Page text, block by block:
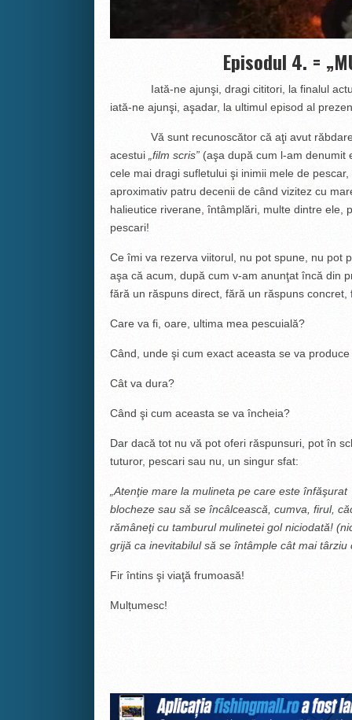
Episodul 4. =
Iată-ne ajunşi, dragi cititori, la finalul
iată-ne ajunşi, aşadar, la ultimul episod al
Vă sunt recunoscător că aţi avut răbdarea
acestui „film scris”(aşa după cum l-am denumit
cele mai dragi sufletului şi inimii mele de
aproximativ patru decenii de când vizitez cu
halieutice riverane, întâmplări, multe dintre ele,
pescari!
Ce îmi va rezerva viitorul, nu pot spune, nu pot
aşa că acum, după cum v-am anunţat încă din
fără un răspuns direct, fără un răspuns
Care va fi, oare, ultima mea pescuială?
Când, unde şi cum exact aceasta se va
Cât va dura?
Când şi cum aceasta se va încheia?
Dar dacă tot nu vă pot oferi răspunsuri, pot în
tuturor, pescari sau nu, un singur sfat:
„Atenţie mare la mulineta pe care este
blocheze sau să se încâlcească, cumva, firul,
rămâneţi cu tamburul mulinetei gol niciodată!
grijă ca inevitabilul să se întâmple cât mai târziu
Fir întins şi viaţă frumoasă!
Mulțumesc!